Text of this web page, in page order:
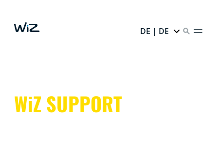
DE | DE
WiZ SUPPORT